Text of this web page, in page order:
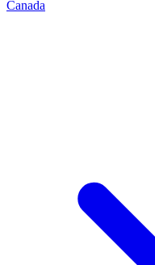
Canada